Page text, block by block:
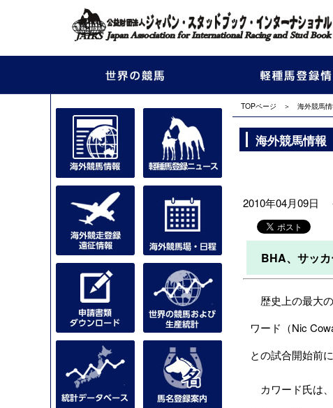
TOPページ ＞ 海外競馬
海外競馬情報
2010年04月09日
BHA、サッカ
歴史上の最大
ワード（Nic
との試合開始前
カワード氏は